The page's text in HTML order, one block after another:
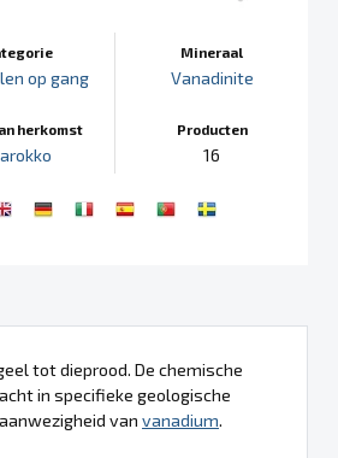
op gang
herkomst
Mineraal
Vanadinite
Producten
16
tot dieprood. De chemische
in specifieke geologische
van vanadium.